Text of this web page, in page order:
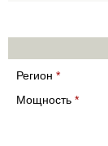
Регион *
Мощность *